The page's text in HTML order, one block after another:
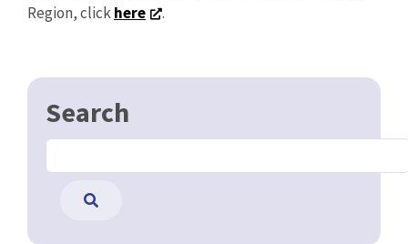
Region, clickhere .
Search